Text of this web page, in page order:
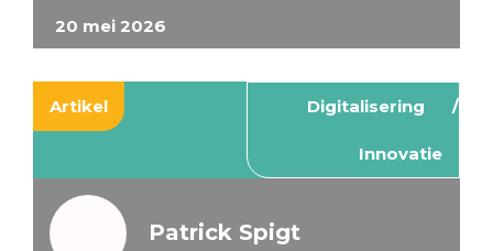
20 mei 2026
Artikel Digitalisering
Innovatie
Patrick Spigt